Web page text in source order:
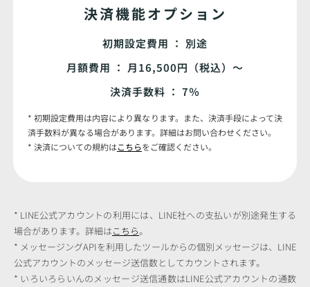
決済機能オプション
初期設定費用 ： 別途
月額費用 ： 月16,500円（税込）〜
決済手数料 ： 7％
* 初期設定費用は内容により異なります。また、決済手段によって決
済手数料が異なる場合があります。詳細はお問い合わせください。
* 決済についての規約はこちらをご確認ください。
* LINE公式アカウントの利用には、LINE社への支払いが別途発生する
場合があります。詳細はこちら。
* メッセージングAPIを利用したツールからの個別メッセージは、LINE
公式アカウントのメッセージ送信数としてカウントされます。
* いろいろらいんのメッセージ送信通数はLINE公式アカウントの通数